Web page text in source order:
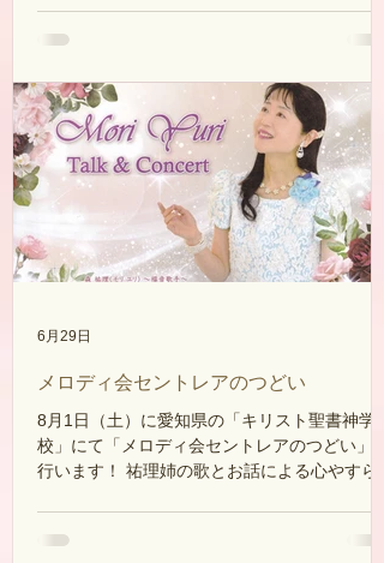
でなくても大歓迎ですので、この機会に是非、
ださいませ。 【日時】 9月21日（月・祝）
13：30開会（13：00開場） 【会場】 お茶の
水クリスチャンセンター４１１号室 【お問い合
わせ】 モリユリ・ミュージック・ミニストリ
ーズ TEL 06-4397-
3537 e-mail: moriyurimusic@gmail.com
メロディ会セントレアのつどい
8月1日（土）に愛知県の「キリスト聖書神学
校」にて「メロディ会セントレアのつどい」を
行います！ 祐理姉の歌とお話による心やすらぐ
で、この機会に是非、ご家族・ご友人をお誘い
6月29日